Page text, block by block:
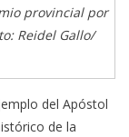
provincial por
Reidel Gallo/
del Apóstol
de la